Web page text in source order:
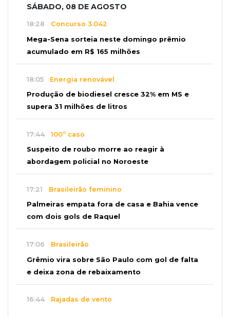
SÁBADO, 08 DE AGOSTO
18:28 Concurso 3.042
Mega-Sena sorteia neste domingo prêmio
acumulado em R$ 165 milhões
18:05 Energia renovável
Produção de biodiesel cresce 32% em MS e
supera 31 milhões de litros
17:44 100º caso
Suspeito de roubo morre ao reagir à
abordagem policial no Noroeste
17:21 Brasileirão feminino
Palmeiras empata fora de casa e Bahia vence
com dois gols de Raquel
17:06 Brasileirão
Grêmio vira sobre São Paulo com gol de falta
e deixa zona de rebaixamento
16:44 Rajadas de vento